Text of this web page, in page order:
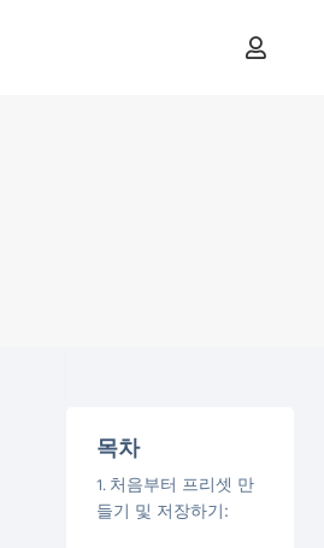
목차
처음부터 프리셋 만
들기 및 저장하기: